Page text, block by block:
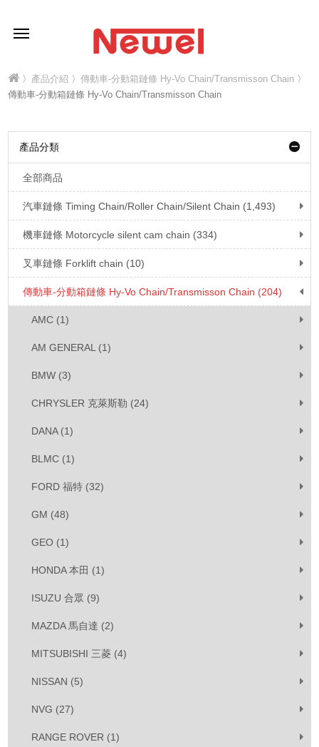
〉 產品介紹 〉傳動車-分動箱鏈條 Hy-Vo Chain/Transmisson Chain 〉
傳動車-分動箱鏈條 Hy-Vo Chain/Transmisson Chain
產品分類
全部商品
汽車鏈條 Timing Chain/Roller Chain/Silent Chain (1,493)
機車鏈條 Motorcycle silent cam chain (334)
叉車鏈條 Forklift chain (10)
傳動車-分動箱鏈條 Hy-Vo Chain/Transmisson Chain (204)
AMC (1)
AM GENERAL (1)
BMW (3)
CHRYSLER 克萊斯勒 (24)
DANA (1)
BLMC (1)
FORD 福特 (32)
GM (48)
GEO (1)
HONDA 本田 (1)
ISUZU 合眾 (9)
MAZDA 馬自達 (2)
MITSUBISHI 三菱 (4)
NISSAN (5)
NVG (27)
RANGE ROVER (1)